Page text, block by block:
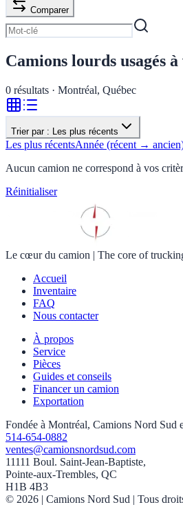
Comparer
Camions lourds usagés
0 résultats · Montréal, Québec
Trier par : Les plus récents
Les plus récentsAnnée (récent →
Aucun camion ne correspond à vos
Réinitialiser
Le cœur du camion | The core of
Accueil
Inventaire
FAQ
Nous contacter
À propos
Service
Pièces
Guides et conseils
Financer un camion
Exportation
Fondée à Montréal, Camions Nord Sud
514-654-0882
ventes@camionsnordsud.com
11111 Boul. Saint-Jean-Baptiste,
Pointe-aux-Trembles, QC
H1B 4B3
© 2026 | Camions Nord Sud | Tous